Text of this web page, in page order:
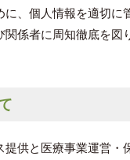
、個人情報を適切に
係者に周知徹底を図
供と医療事業運営・